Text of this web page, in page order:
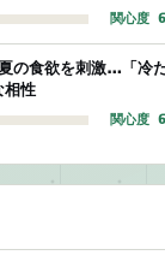
関心度
の食欲を刺激…「冷
相性
関心度